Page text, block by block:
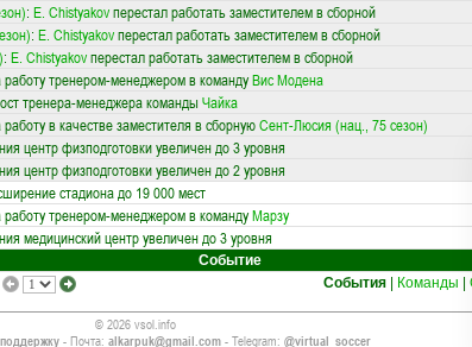
: E. Chistyakovперестал работать заместителем в сборной
: E. Chistyakovперестал работать заместителем в сборной
: E. Chistyakovперестал работать заместителем в сборной
работу тренером-менеджером в командуВис Модена
тренера-менеджера команды Чайка
в качестве заместителя в сборнуюСент-Люсия (нац., 75 сезон)
центр физподготовки увеличен до 3 уровня
центр физподготовки увеличен до 2 уровня
стадиона до 19 000 мест
работу тренером-менеджером в командуМарзу
медицинский центр увеличен до 3 уровня
Событие
События Команды
© 2026 vsol.info
- Почта: alkarpuk@gmail.com- Telegram: @virtual_soccer